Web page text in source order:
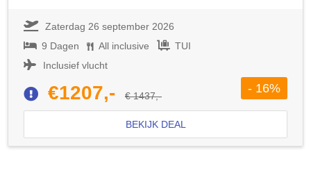
Zaterdag 26 september 2026
9 Dagen
All inclusive
TUI
Inclusief vlucht
€1207,- € 1437,-
- 16%
BEKIJK DEAL